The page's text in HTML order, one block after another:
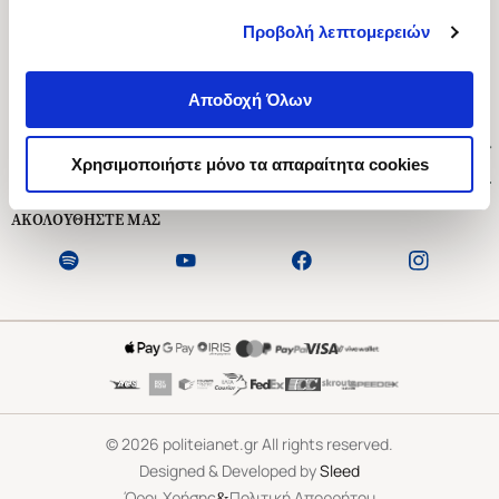
Προβολή λεπτομερειών
Αποδοχή Όλων
Χρησιμοποιήστε μόνο τα απαραίτητα cookies
Ασκληπιού 1-3, Αθήνα 106 79
Δευτέρα - Παρασκευή 09:00-21:00
Εξυπηρέτηση Πελατών
ΑΚΟΛΟΥΘΗΣΤΕ ΜΑΣ
©2026 politeianet.gr All rights reserved.
Designed & Developed bySleed